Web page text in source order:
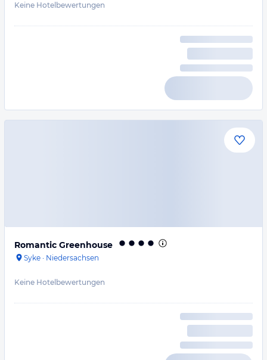
Keine Hotelbewertungen
Romantic Greenhouse
Syke · Niedersachsen
Keine Hotelbewertungen